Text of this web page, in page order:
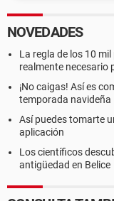
NOVEDADES
La regla de los 10
realmente necesario
¡No caigas! Así es
temporada navideña
Así puedes tomarte
aplicación
Los científicos
antigüedad en Belice